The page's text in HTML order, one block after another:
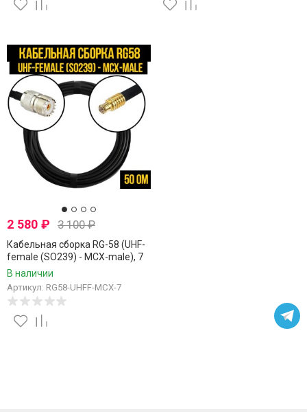
2 580 ₽ 3 100₽
Кабельная сборка RG-58 (UHF-
female (SO239) - MCX-male), 7
метров
В наличии
Артикул: RG58-UHFF-MCX-7